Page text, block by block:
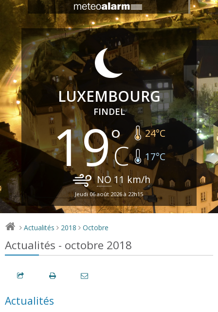
LUXEMBOURG
FINDEL
19 24°C
17°C
NO 11 km/h
Jeudi 06 août 2026 à 22h15
> Actualités > 2018 > Octobre
Actualités - octobre 2018
Actualités